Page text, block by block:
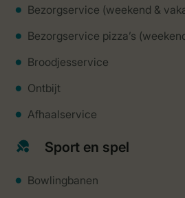
Bezorgservice (weekend &
Bezorgservice pizza’s
Broodjesservice
Ontbijt
Afhaalservice
Sport en spel
Bowlingbanen